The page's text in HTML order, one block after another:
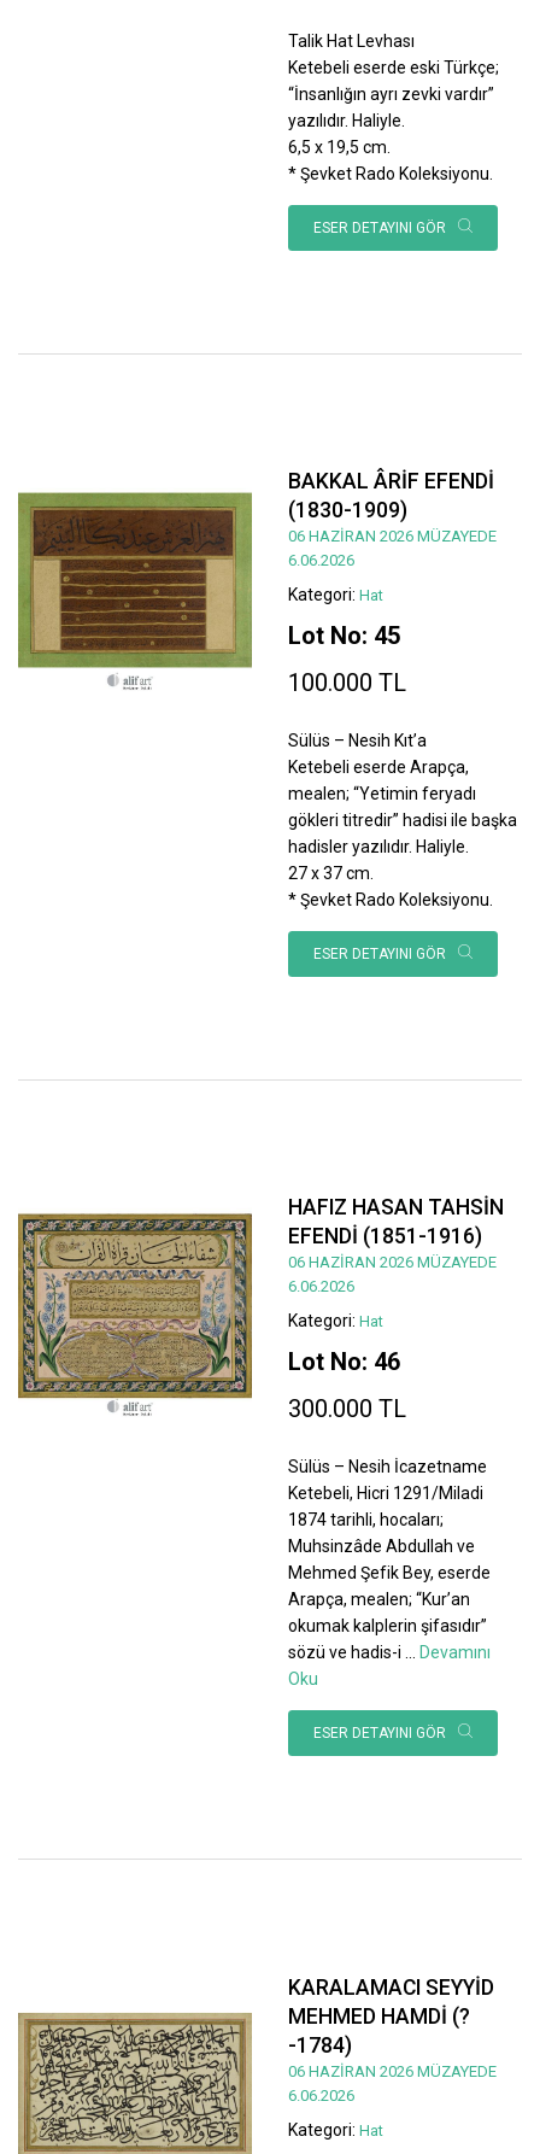
Talik Hat Levhası
Ketebeli eserde eski Türkçe;
“İnsanlığın ayrı zevki vardır”
yazılıdır. Haliyle.
6,5 x 19,5 cm.
* Şevket Rado Koleksiyonu.
ESER DETAYINI GÖR
BAKKAL ÂRİF EFENDİ
(1830-1909)
06 HAZİRAN 2026 MÜZAYEDE
6.06.2026
Kategori: Hat
Lot No: 45
100.000 TL
Sülüs – Nesih Kıt’a
Ketebeli eserde Arapça,
mealen; “Yetimin feryadı
gökleri titredir” hadisi ile başka
hadisler yazılıdır. Haliyle.
27 x 37 cm.
* Şevket Rado Koleksiyonu.
ESER DETAYINI GÖR
HAFIZ HASAN TAHSİN
EFENDİ (1851-1916)
06 HAZİRAN 2026 MÜZAYEDE
6.06.2026
Kategori: Hat
Lot No: 46
300.000 TL
Sülüs – Nesih İcazetname
Ketebeli, Hicri 1291/Miladi
1874 tarihli, hocaları;
Muhsinzâde Abdullah ve
Mehmed Şefik Bey, eserde
Arapça, mealen; “Kur’an
okumak kalplerin şifasıdır”
sözü ve hadis-i ... Devamını
Oku
ESER DETAYINI GÖR
KARALAMACI SEYYİD
MEHMED HAMDİ (?
-1784)
06 HAZİRAN 2026 MÜZAYEDE
6.06.2026
Kategori: Hat